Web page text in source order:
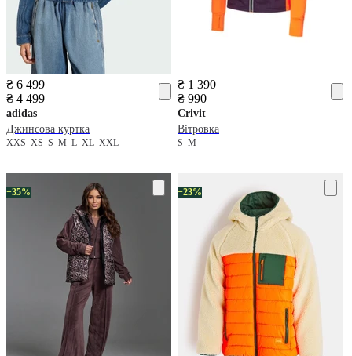
₴ 6 499
₴ 4 499
adidas
Джинсова куртка
XXS XS S M L XL XXL
₴ 1 390
₴ 990
Crivit
Вітровка
SM
−35% −23%